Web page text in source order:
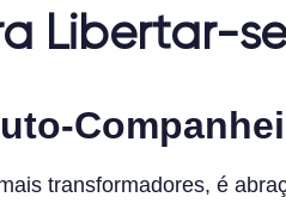
Libertar-
transformadores, é